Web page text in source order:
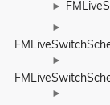
►
►
►
►